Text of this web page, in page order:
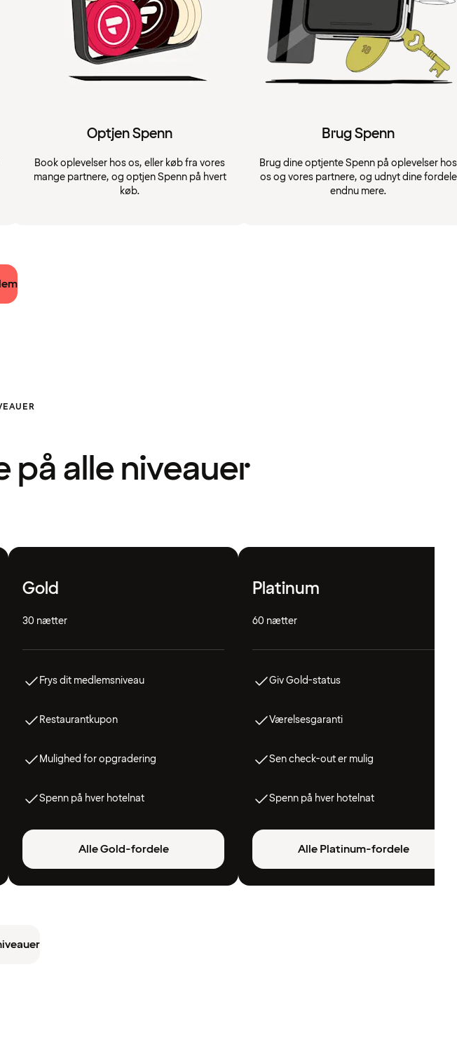
Optjen Spenn
Book oplevelser hos os, eller køb fra vores
mange partnere, og optjen Spenn på hvert
køb.
Brug Spenn
Brug dine optjente Spenn på oplevelser hos
os og vores partnere, og udnyt dine fordele
endnu mere.
alle niveauer
Gold
30 nætter
Frys dit medlemsniveau
Restaurantkupon
Mulighed for opgradering
Spenn på hver hotelnat
Alle Gold-fordele
Platinum
60 nætter
Giv Gold-status
Værelsesgaranti
Sen check-out er mulig
Spenn på hver hotelnat
Alle Platinum-fordele